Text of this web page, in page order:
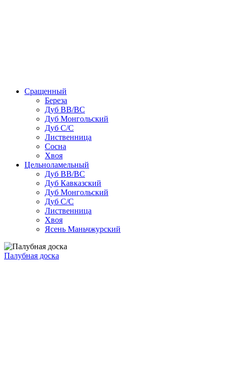
Сращенный
Береза
Дуб ВВ/ВС
Дуб Монгольский
Дуб С/С
Лиственница
Сосна
Хвоя
Цельноламельный
Дуб ВВ/ВС
Дуб Кавказский
Дуб Монгольский
Дуб С/С
Лиственница
Хвоя
Ясень Маньчжурский
Палубная доска